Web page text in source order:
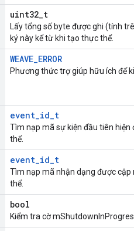
uint32_t
Lấy tổng số byte được ghi (tính
ký này kể từ khi tạo thực thể.
WEAVE_ERROR
Phương thức trợ giúp hữu ích để
event_id_t
Tìm nạp mã sự kiện đầu tiên
thể.
event_id_t
Tìm nạp mã nhận dạng được
thể.
bool
Kiểm tra cờ